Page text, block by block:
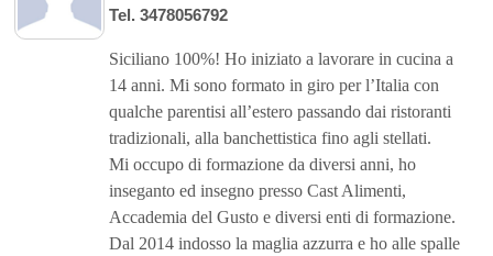
Tel. 3478056792
Siciliano 100%! Ho iniziato a lavorare in cucina a
14 anni. Mi sono formato in giro per l’Italia con
qualche parentisi all’estero passando dai ristoranti
tradizionali, alla banchettistica fino agli stellati.
Mi occupo di formazione da diversi anni, ho
inseganto ed insegno presso Cast Alimenti,
Accademia del Gusto e diversi enti di formazione.
Dal 2014 indosso la maglia azzurra e ho alle spalle